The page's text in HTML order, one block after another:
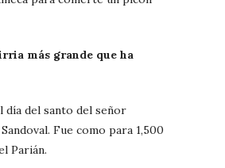
más grande que ha
día del santo del señor
Fue como para 1,500
Parián.